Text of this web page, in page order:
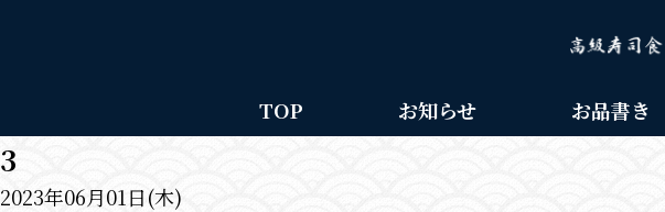
TOP お知らせ お品書き
3
2023年06月01日(木)